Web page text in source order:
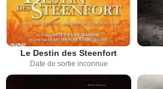
Le Destin des Steenfort
Date de sortie inconnue